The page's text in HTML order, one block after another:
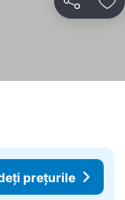
Distribuiți
prețurile